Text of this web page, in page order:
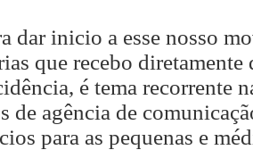
dar inicio a esse nosso
que recebo
é tema recorrente
de agência de
para as pequenas e